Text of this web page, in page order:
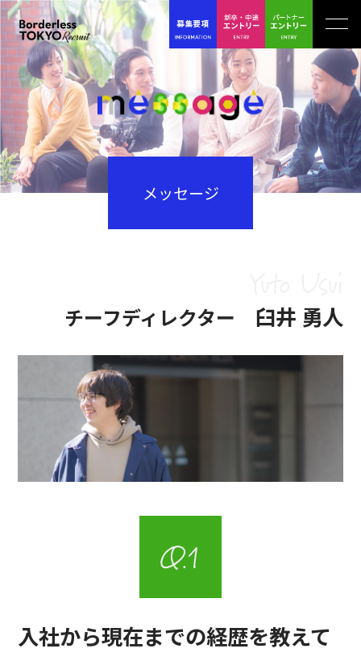
メッセージ
チーフディレクター 臼井 勇人
入社から現在までの経歴を教えて